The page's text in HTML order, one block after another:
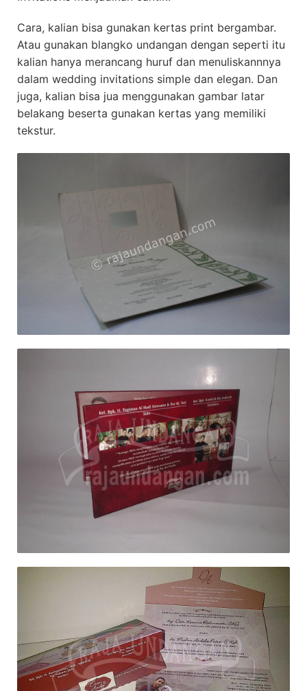
Cara, kalian bisa gunakan kertas print bergambar.
Atau gunakan blangko undangan dengan seperti itu
kalian hanya merancang huruf dan menuliskannnya
dalam wedding invitations simple dan elegan. Dan
juga, kalian bisa jua menggunakan gambar latar
belakang beserta gunakan kertas yang memiliki
tekstur.